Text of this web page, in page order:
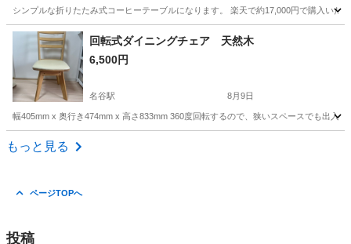
シンプルな折りたたみ式コーヒーテーブルになります。 楽天で約17,000円で購入い
兵庫 明石市 大久保駅 テーブル センター
回転式ダイニングチェア 天然木
6,500円
名谷駅 8月9日
幅405mm x 奥行き474mm x 高さ833mm 360度回転するので、狭いスペースでも出入
兵庫 神戸市
もっと見る
ページTOPへ
投稿